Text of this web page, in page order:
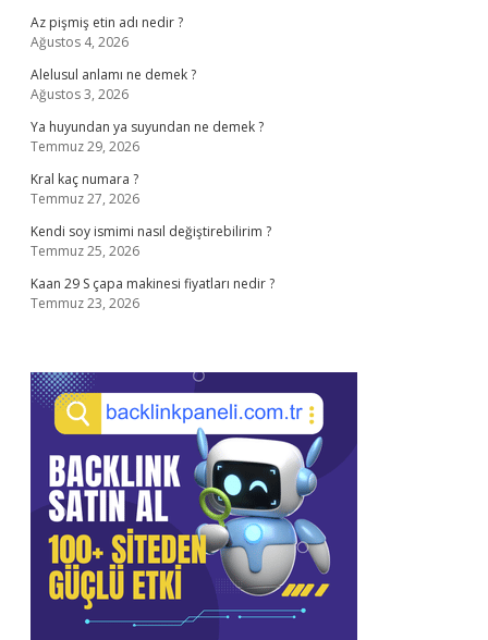
Az pişmiş etin adı nedir ?
Ağustos 4, 2026
Alelusul anlamı ne demek ?
Ağustos 3, 2026
Ya huyundan ya suyundan ne demek ?
Temmuz 29, 2026
Kral kaç numara ?
Temmuz 27, 2026
Kendi soy ismimi nasıl değiştirebilirim ?
Temmuz 25, 2026
Kaan 29 S çapa makinesi fiyatları nedir ?
Temmuz 23, 2026